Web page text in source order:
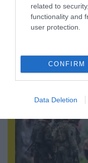
related to
functionality and
user protection.
CONFIRM
Data Deletion
05.08.2026 | 22:02
συμφωνία